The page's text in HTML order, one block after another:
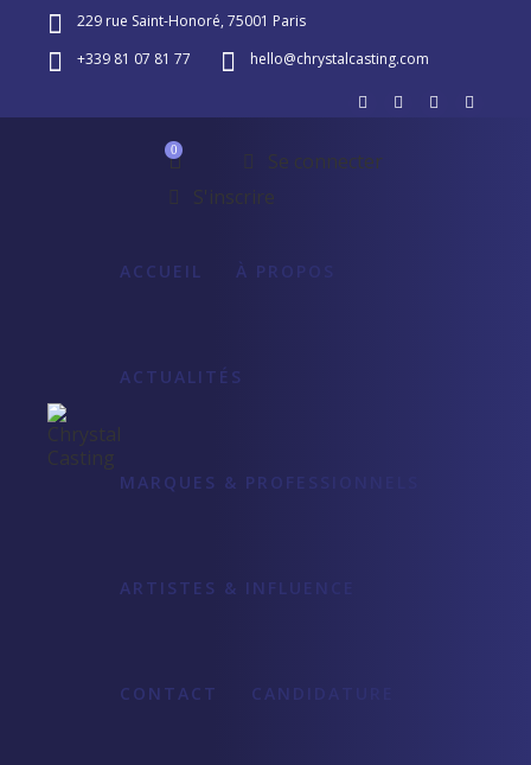
229 rue Saint-Honoré, 75001 Paris
+339 81 07 81 77
hello@chrystalcasting.com
0
Se connecter
S'inscrire
ACCUEIL À PROPOS
ACTUALITÉS
MARQUES & PROFESSIONNELS
ARTISTES & INFLUENCE
CONTACT CANDIDATURE